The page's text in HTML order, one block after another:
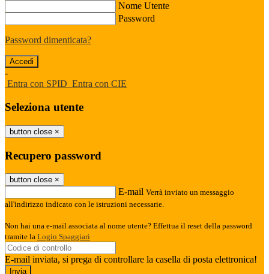
Nome Utente
Password
Password dimenticata?
-
Entra con SPID Entra con CIE
Seleziona utente
button close ×
Recupero password
button close ×
E-mail Verrà inviato un messaggio
all'indirizzo indicato con le istruzioni necessarie.
Non hai una e-mail associata al nome utente? Effettua il reset della password
tramite la Login Spaggiari
E-mail inviata, si prega di controllare la casella di posta elettronica!